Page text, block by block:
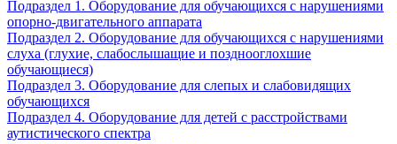
Подраздел 1. Оборудование для обучающихся с нарушениями
опорно-двигательного аппарата
Подраздел 2. Оборудование для обучающихся с нарушениями
слуха (глухие, слабослышащие и позднооглохшие
обучающиеся)
Подраздел 3. Оборудование для слепых и слабовидящих
обучающихся
Подраздел 4. Оборудование для детей с расстройствами
аутистического спектра